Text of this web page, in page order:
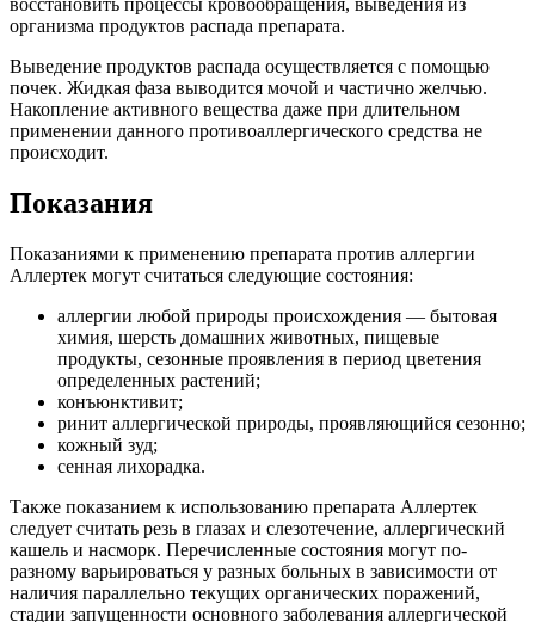
восстановить процессы кровообращения, выведения из
организма продуктов распада препарата.
Выведение продуктов распада осуществляется с помощью
почек. Жидкая фаза выводится мочой и частично желчью.
Накопление активного вещества даже при длительном
применении данного противоаллергического средства не
происходит.
Показания
Показаниями к применению препарата против аллергии
Аллертек могут считаться следующие состояния:
аллергии любой природы происхождения — бытовая
химия, шерсть домашних животных, пищевые
продукты, сезонные проявления в период цветения
определенных растений;
конъюнктивит;
ринит аллергической природы, проявляющийся сезонно;
кожный зуд;
сенная лихорадка.
Также показанием к использованию препарата Аллертек
следует считать резь в глазах и слезотечение, аллергический
кашель и насморк. Перечисленные состояния могут по-
разному варьироваться у разных больных в зависимости от
наличия параллельно текущих органических поражений,
стадии запущенности основного заболевания аллергической